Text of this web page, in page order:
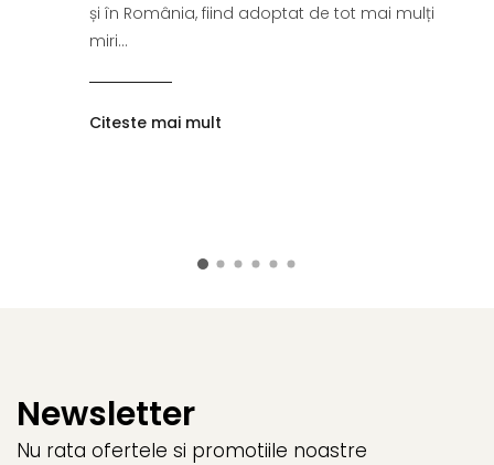
și în România, fiind adoptat de tot mai mulți
miri...
Citeste mai mult
Newsletter
Nu rata ofertele si promotiile noastre